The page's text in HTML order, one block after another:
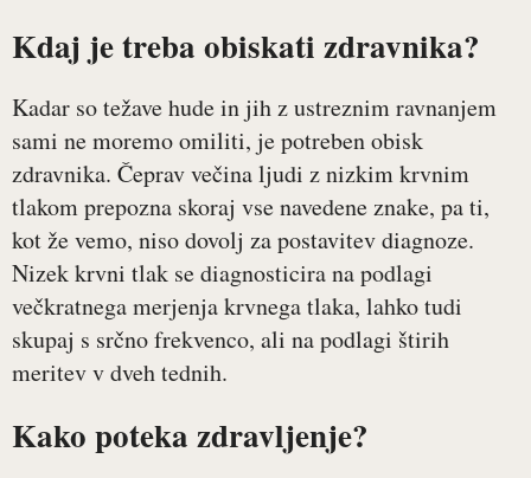
Kdaj je treba obiskati zdravnika?
Kadar so težave hude in jih z ustreznim ravnanjem
sami ne moremo omiliti, je potreben obisk
zdravnika. Čeprav večina ljudi z nizkim krvnim
tlakom prepozna skoraj vse navedene znake, pa ti,
kot že vemo, niso dovolj za postavitev diagnoze.
Nizek krvni tlak se diagnosticira na podlagi
večkratnega merjenja krvnega tlaka, lahko tudi
skupaj s srčno frekvenco, ali na podlagi štirih
meritev v dveh tednih.
Kako poteka zdravljenje?